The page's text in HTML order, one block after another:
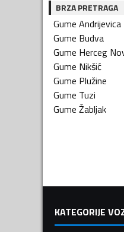
BRZA PRETRAGA
Gume Andrijevica
Gume Budva
Gume Herceg
Gume Nikšić
Gume Plužine
Gume Tuzi
Gume Žabljak
KATEGORIJE